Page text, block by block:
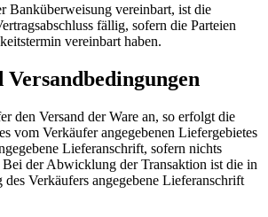
Banküberweisung vereinbart, ist die
fällig, sofern die Parteien
vereinbart haben.
den Versand der Ware an, so erfolgt die
vom Verkäufer angegebenen Liefergebietes
Lieferanschrift, sofern nichts
Bei der Abwicklung der Transaktion ist die in
Verkäufers angegebene Lieferanschrift